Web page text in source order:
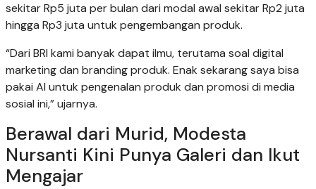
sekitar Rp5 juta per bulan dari modal awal sekitar Rp2 juta
hingga Rp3 juta untuk pengembangan produk.
“Dari BRI kami banyak dapat ilmu, terutama soal digital
marketing dan branding produk. Enak sekarang saya bisa
pakai AI untuk pengenalan produk dan promosi di media
sosial ini,” ujarnya.
Berawal dari Murid, Modesta
Nursanti Kini Punya Galeri dan Ikut
Mengajar